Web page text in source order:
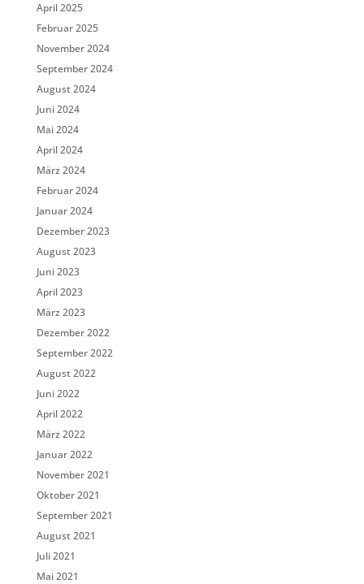
April 2025
Februar 2025
November 2024
September 2024
August 2024
Juni 2024
Mai 2024
April 2024
März 2024
Februar 2024
Januar 2024
Dezember 2023
August 2023
Juni 2023
April 2023
März 2023
Dezember 2022
September 2022
August 2022
Juni 2022
April 2022
März 2022
Januar 2022
November 2021
Oktober 2021
September 2021
August 2021
Juli 2021
Mai 2021